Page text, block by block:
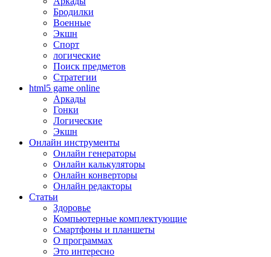
Бродилки
Военные
Экшн
Спорт
логические
Поиск предметов
Стратегии
html5 game online
Аркады
Гонки
Логические
Экшн
Онлайн инструменты
Онлайн генераторы
Онлайн калькуляторы
Онлайн конверторы
Онлайн редакторы
Статьи
Здоровье
Компьютерные комплектующие
Смартфоны и планшеты
О программах
Это интересно